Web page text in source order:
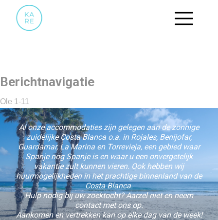
Berichtnavigatie
Ole 1-11
Al onze accommodaties zijn gelegen aan de zonnige
zuidelijke Costa Blanca o.a. in Rojales, Benijofar,
Guardamar, La Marina en Torrevieja, een gebied waar
Spanje nog Spanje is en waar u een onvergetelijk
vakantie zult kunnen vieren. Ook hebben wij
huurmogelijkheden in het prachtige binnenland van de
Costa Blanca.
Hulp nodig bij uw zoektocht? Aarzel niet en neem
contact met ons op.
Aankomen en vertrekken kan op elke dag van de week!